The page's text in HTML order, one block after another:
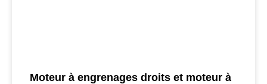
Moteur à engrenages droits et moteur à